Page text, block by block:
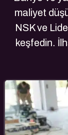
maliyet
NSK ve
keşfedin.